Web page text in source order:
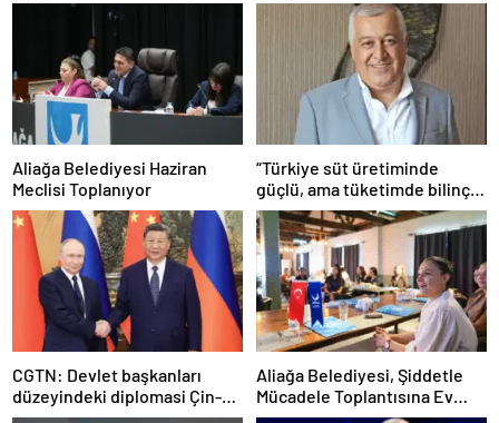
Aliağa Belediyesi Haziran
Meclisi Toplanıyor
“Türkiye süt üretiminde
güçlü, ama tüketimde bilinç
şart”
CGTN: Devlet başkanları
düzeyindeki diplomasi Çin-
Rusya arasındaki büyüyen
Aliağa Belediyesi, Şiddetle
Mücadele Toplantısına Ev
Sahipliği Yaptı